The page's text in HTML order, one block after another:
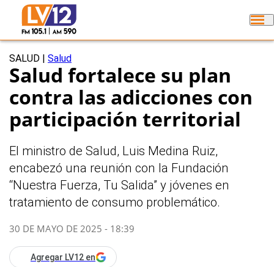
SALUD Salud
Salud fortalece su plan
contra las adicciones con
participación territorial
El ministro de Salud, Luis Medina Ruiz,
encabezó una reunión con la Fundación
“Nuestra Fuerza, Tu Salida” y jóvenes en
tratamiento de consumo problemático.
30 DE MAYO DE 2025 - 18:39
Agregar LV12 en